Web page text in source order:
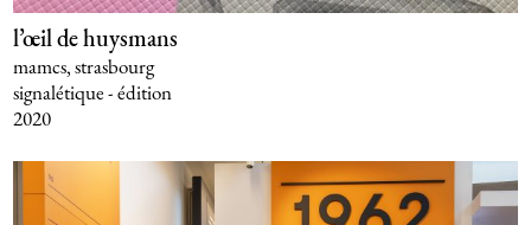
l’œil de huysmans
mamcs, strasbourg
signalétique - édition
2020